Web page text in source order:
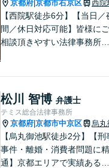
京都府 京都市右京区 西院
【西院駅徒歩6分】【当日／
間／休日対応可能】皆様にご
相談頂きやすい法律事務所を
応可能。【法テラス利用可】
ご相談者様に寄り添って対
応。お悩みの方はお気軽にご
相談ください。
松川 智博 弁護士
テミス総合法律事務所
京都府 京都市中京区 烏丸
【烏丸御池駅徒歩2分】【刑
事件・離婚・消費者問題に精
通】京都エリアで実績ある弁